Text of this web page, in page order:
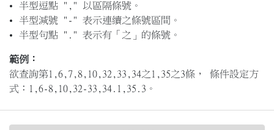
半型逗點 "," 以區隔條號。
半型減號 "-" 表示連續之條號區間。
半型句點 "." 表示有「之」的條號。
範例：
欲查詢第1,6,7,8,10,32,33,34之1,35之3條， 條件設定方
式：1,6-8,10,32-33,34.1,35.3。